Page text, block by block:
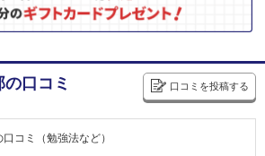
学 A方式
学 B方式
立医科大学 一般枠（県内募集）
医科大学 県民医療枠（全国募集）
医科大学 県民医療枠Ｂ
選抜特別入試(10月募集）】
れた書類等により，第1次選考合格者を決定しま
出された書類，面接・口述試験及び小論文の内
ます。 国際バカロレアの学習成果については，
論文），TOK（知識の理論）及びCAS（創造性・
口コミ 口コミを投稿する
口コミ（勉強法など）